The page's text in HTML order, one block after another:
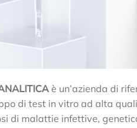
è un’azienda di
di test in vitro ad alta
di malattie infettive,